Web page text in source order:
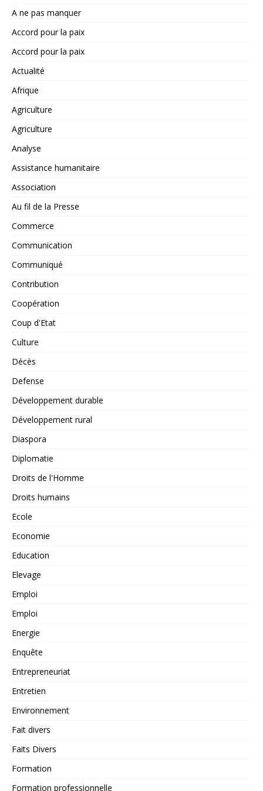
A ne pas manquer
Accord pour la paix
Accord pour la paix
Actualité
Afrique
Agriculture
Agriculture
Analyse
Assistance humanitaire
Association
Au fil de la Presse
Commerce
Communication
Communiqué
Contribution
Coopération
Coup d'Etat
Culture
Décès
Defense
Développement durable
Développement rural
Diaspora
Diplomatie
Droits de l'Homme
Droits humains
Ecole
Economie
Education
Elevage
Emploi
Emploi
Energie
Enquête
Entrepreneuriat
Entretien
Environnement
Fait divers
Faits Divers
Formation
Formation professionnelle